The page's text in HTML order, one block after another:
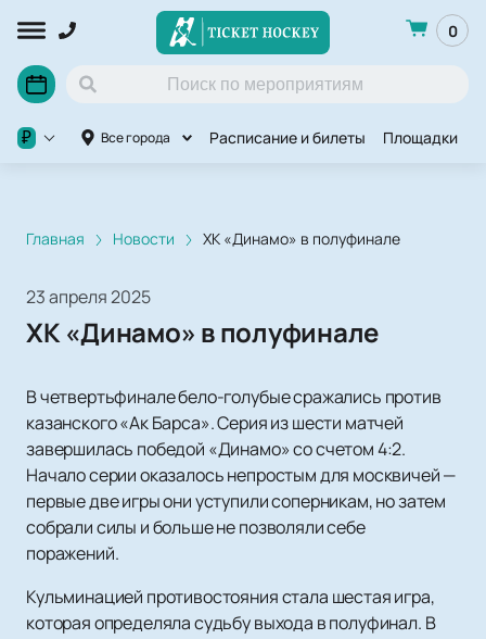
0
Все города Расписание и билеты Площадки
₽
Главная Новости ХК «Динамо» в полуфинале
23 апреля 2025
ХК «Динамо» в полуфинале
В четвертьфинале бело-голубые сражались против
казанского «Ак Барса». Серия из шести матчей
завершилась победой «Динамо» со счетом 4:2.
Начало серии оказалось непростым для москвичей —
первые две игры они уступили соперникам, но затем
собрали силы и больше не позволяли себе
поражений.
Кульминацией противостояния стала шестая игра,
которая определяла судьбу выхода в полуфинал. В